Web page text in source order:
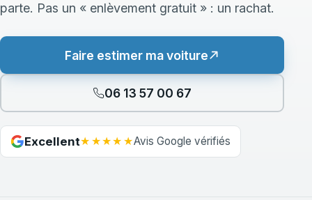
parte. Pas un « enlèvement gratuit » : un rachat.
Faire estimer ma voiture
06 13 57 00 67
Excellent★★★★★Avis Google vérifiés